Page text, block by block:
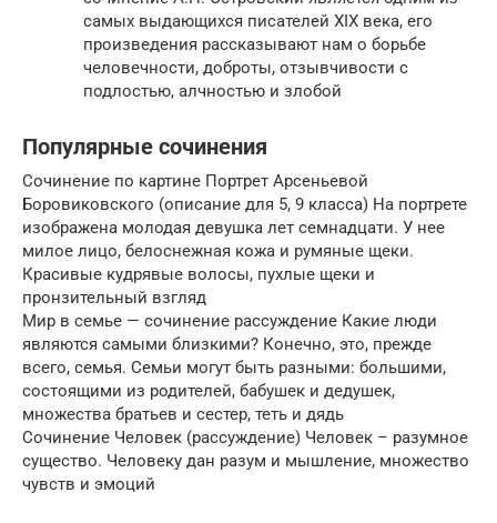
самых выдающихся писателей XIX века, его
произведения рассказывают нам о борьбе
человечности, доброты, отзывчивости с
подлостью, алчностью и злобой
Популярные сочинения
Сочинение по картине Портрет Арсеньевой
Боровиковского (описание для 5, 9 класса) На портрете
изображена молодая девушка лет семнадцати. У нее
милое лицо, белоснежная кожа и румяные щеки.
Красивые кудрявые волосы, пухлые щеки и
пронзительный взгляд
Мир в семье — сочинение рассуждение Какие люди
являются самыми близкими? Конечно, это, прежде
всего, семья. Семьи могут быть разными: большими,
состоящими из родителей, бабушек и дедушек,
множества братьев и сестер, теть и дядь
Сочинение Человек (рассуждение) Человек – разумное
существо. Человеку дан разум и мышление, множество
чувств и эмоций